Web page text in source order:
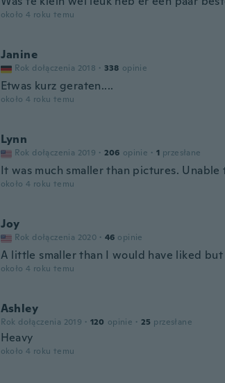
około 4 roku temu
Janine
Rok dołączenia 2018 · 338 opinie
Etwas kurz geraten....
około 4 roku temu
Lynn
Rok dołączenia 2019 · 206 opinie · 1 przesłane
It was much smaller than pictures. Unable
około 4 roku temu
Joy
Rok dołączenia 2020 · 46 opinie
A little smaller than I would have liked but
około 4 roku temu
Ashley
Rok dołączenia 2019 · 120 opinie · 25 przesłane
Heavy
około 4 roku temu